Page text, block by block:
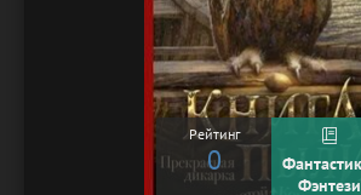
Рейтинг
0
Фэнтези